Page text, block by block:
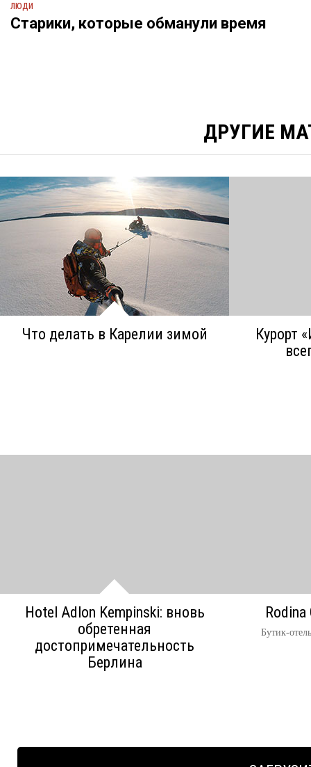
ЛЮДИ
Старики, которые обманули время
ДРУГИЕ
Что делать в Карелии зимой
Курорт
Hotel Adlon Kempinski: вновь
обретенная
достопримечательность
Берлина
Бутик-